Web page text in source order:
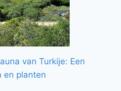
van Turkije: Een
en planten